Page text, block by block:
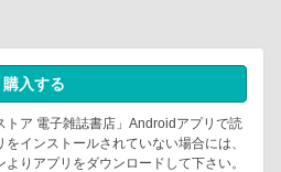
購入する
トア 電子雑誌書店」Androidアプリで読
インストールされていない場合には、
りアプリをダウンロードして下さい。